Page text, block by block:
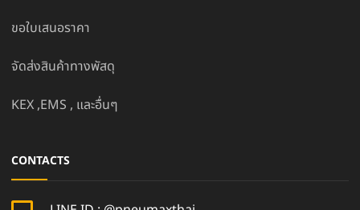
ขอใบเสนอราคา
จัดส่งสินค้าทางพัสดุ
KEX ,EMS , และอื่นๆ
CONTACTS